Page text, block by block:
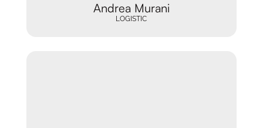
Andrea Murani
LOGISTIC